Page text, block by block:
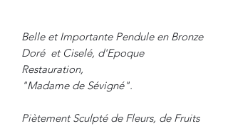
Belle et Importante Pendule en Bronze
Doré et Ciselé, d'Epoque
Restauration,
"Madame de Sévigné".
Piètement Sculpté de Fleurs, de Fruits